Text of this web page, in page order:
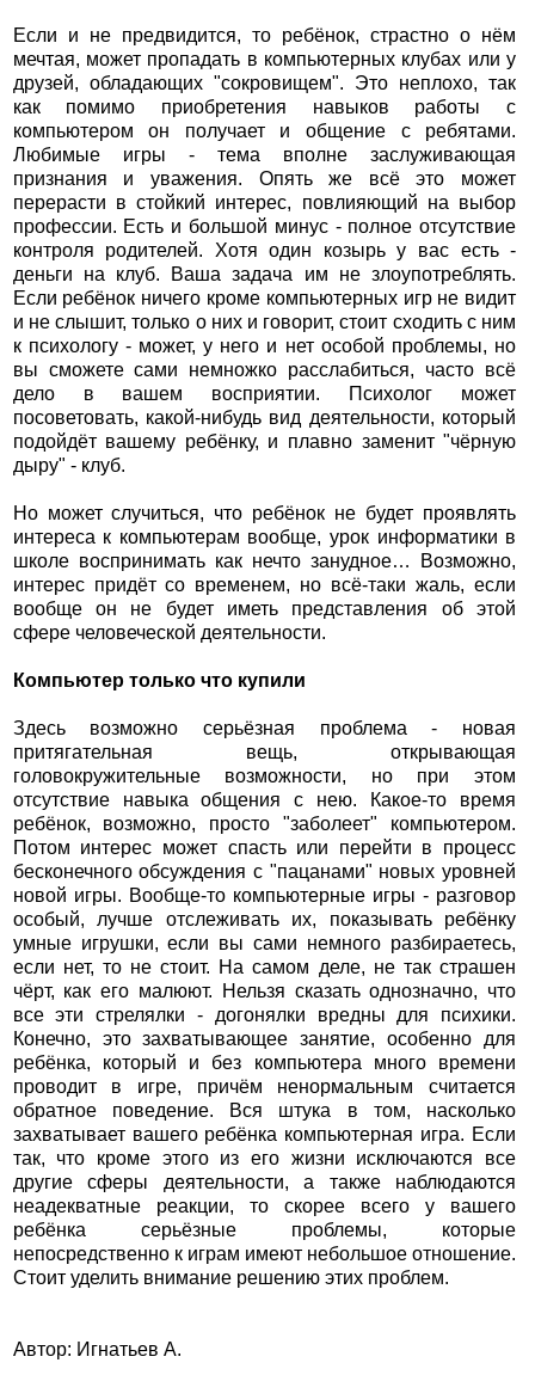
Если и не предвидится, то ребёнок, страстно о нём
мечтая, может пропадать в компьютерных клубах или у
друзей, обладающих "сокровищем". Это неплохо, так
как помимо приобретения навыков работы с
компьютером он получает и общение с ребятами.
Любимые игры - тема вполне заслуживающая
признания и уважения. Опять же всё это может
перерасти в стойкий интерес, повлияющий на выбор
профессии. Есть и большой минус - полное отсутствие
контроля родителей. Хотя один козырь у вас есть -
деньги на клуб. Ваша задача им не злоупотреблять.
Если ребёнок ничего кроме компьютерных игр не видит
и не слышит, только о них и говорит, стоит сходить с ним
к психологу - может, у него и нет особой проблемы, но
вы сможете сами немножко расслабиться, часто всё
дело в вашем восприятии. Психолог может
посоветовать, какой-нибудь вид деятельности, который
подойдёт вашему ребёнку, и плавно заменит "чёрную
дыру" - клуб.
Но может случиться, что ребёнок не будет проявлять
интереса к компьютерам вообще, урок информатики в
школе воспринимать как нечто занудное… Возможно,
интерес придёт со временем, но всё-таки жаль, если
вообще он не будет иметь представления об этой
сфере человеческой деятельности.
Компьютер только что купили
Здесь возможно серьёзная проблема - новая
притягательная вещь, открывающая
головокружительные возможности, но при этом
отсутствие навыка общения с нею. Какое-то время
ребёнок, возможно, просто "заболеет" компьютером.
Потом интерес может спасть или перейти в процесс
бесконечного обсуждения с "пацанами" новых уровней
новой игры. Вообще-то компьютерные игры - разговор
особый, лучше отслеживать их, показывать ребёнку
умные игрушки, если вы сами немного разбираетесь,
если нет, то не стоит. На самом деле, не так страшен
чёрт, как его малюют. Нельзя сказать однозначно, что
все эти стрелялки - догонялки вредны для психики.
Конечно, это захватывающее занятие, особенно для
ребёнка, который и без компьютера много времени
проводит в игре, причём ненормальным считается
обратное поведение. Вся штука в том, насколько
захватывает вашего ребёнка компьютерная игра. Если
так, что кроме этого из его жизни исключаются все
другие сферы деятельности, а также наблюдаются
неадекватные реакции, то скорее всего у вашего
ребёнка серьёзные проблемы, которые
непосредственно к играм имеют небольшое отношение.
Стоит уделить внимание решению этих проблем.
Автор: Игнатьев А.